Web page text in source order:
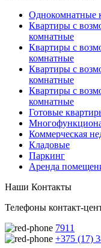
Однокомнатные
Квартиры с
комнатные
Квартиры с
комнатные
Квартиры с
комнатные
Квартиры с
комнатные
Готовые
Коммерческая
Кладовые
Паркинг
Аренда
Наши Контакты
Телефоны контакт-
7911
+375 (17)